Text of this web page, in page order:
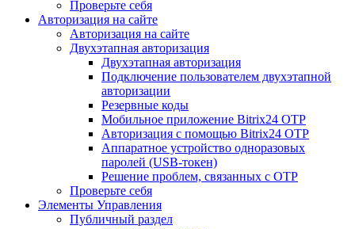
Проверьте себя
Авторизация на сайте
Авторизация на сайте
Двухэтапная авторизация
Двухэтапная авторизация
Подключение пользователем двухэтапной
авторизации
Резервные коды
Мобильное приложение Bitrix24 OTP
Авторизация с помощью Bitrix24 OTP
Аппаратное устройство одноразовых
паролей (USB-токен)
Решение проблем, связанных с OTP
Проверьте себя
Элементы Управления
Публичный раздел